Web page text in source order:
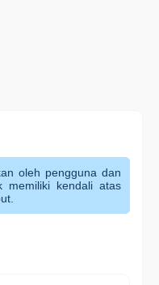
oleh pengguna dan
memiliki kendali atas